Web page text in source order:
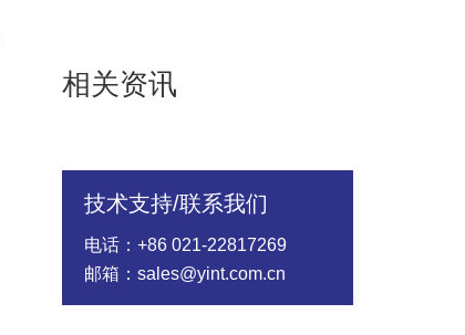
相关资讯
技术支持/联系我们
电话：+86 021-22817269
邮箱：sales@yint.com.cn